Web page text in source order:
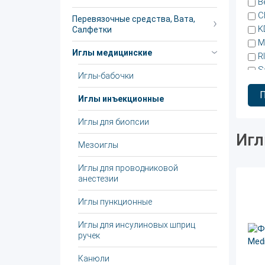
Перевязочные средства, Вата,
Салфетки
Иглы медицинские
Иглы-бабочки
Иглы инъекционные
Иглы для биопсии
Мезоиглы
Иглы для проводниковой
анестезии
Иглы пункционные
Иглы для инсулиновых шприц
ручек
Канюли